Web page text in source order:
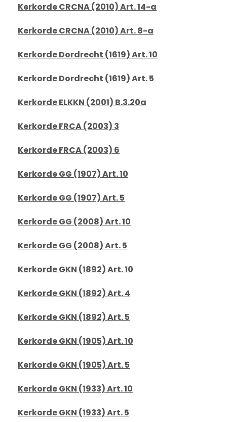
Kerkorde CRCNA (2010) Art. 14-a
Kerkorde CRCNA (2010) Art. 8-a
Kerkorde Dordrecht (1619) Art. 10
Kerkorde Dordrecht (1619) Art. 5
Kerkorde ELKKN (2001) B.3.20a
Kerkorde FRCA (2003) 3
Kerkorde FRCA (2003) 6
Kerkorde GG (1907) Art. 10
Kerkorde GG (1907) Art. 5
Kerkorde GG (2008) Art. 10
Kerkorde GG (2008) Art. 5
Kerkorde GKN (1892) Art. 10
Kerkorde GKN (1892) Art. 4
Kerkorde GKN (1892) Art. 5
Kerkorde GKN (1905) Art. 10
Kerkorde GKN (1905) Art. 5
Kerkorde GKN (1933) Art. 10
Kerkorde GKN (1933) Art. 5